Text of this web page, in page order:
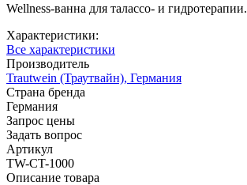
Wellness-ванна для талассо- и гидротерапии.
Характеристики:
Все характеристики
Производитель
Trautwein (Траутвайн), Германия
Страна бренда
Германия
Запрос цены
Задать вопрос
Артикул
TW-CT-1000
Описание товара